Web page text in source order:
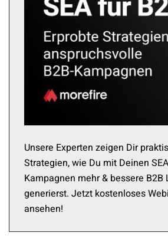
Unsere Experten zeigen Dir
Strategien, wie Du mit Deinen
Kampagnen mehr & bessere B2B
generierst. Jetzt kostenloses
ansehen!